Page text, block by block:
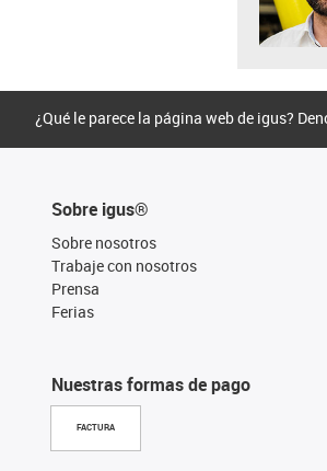
¿Qué le parece la página web de igus?
Sobre igus®
Sobre nosotros
Trabaje con nosotros
Prensa
Ferias
Nuestras formas de pago
FACTURA